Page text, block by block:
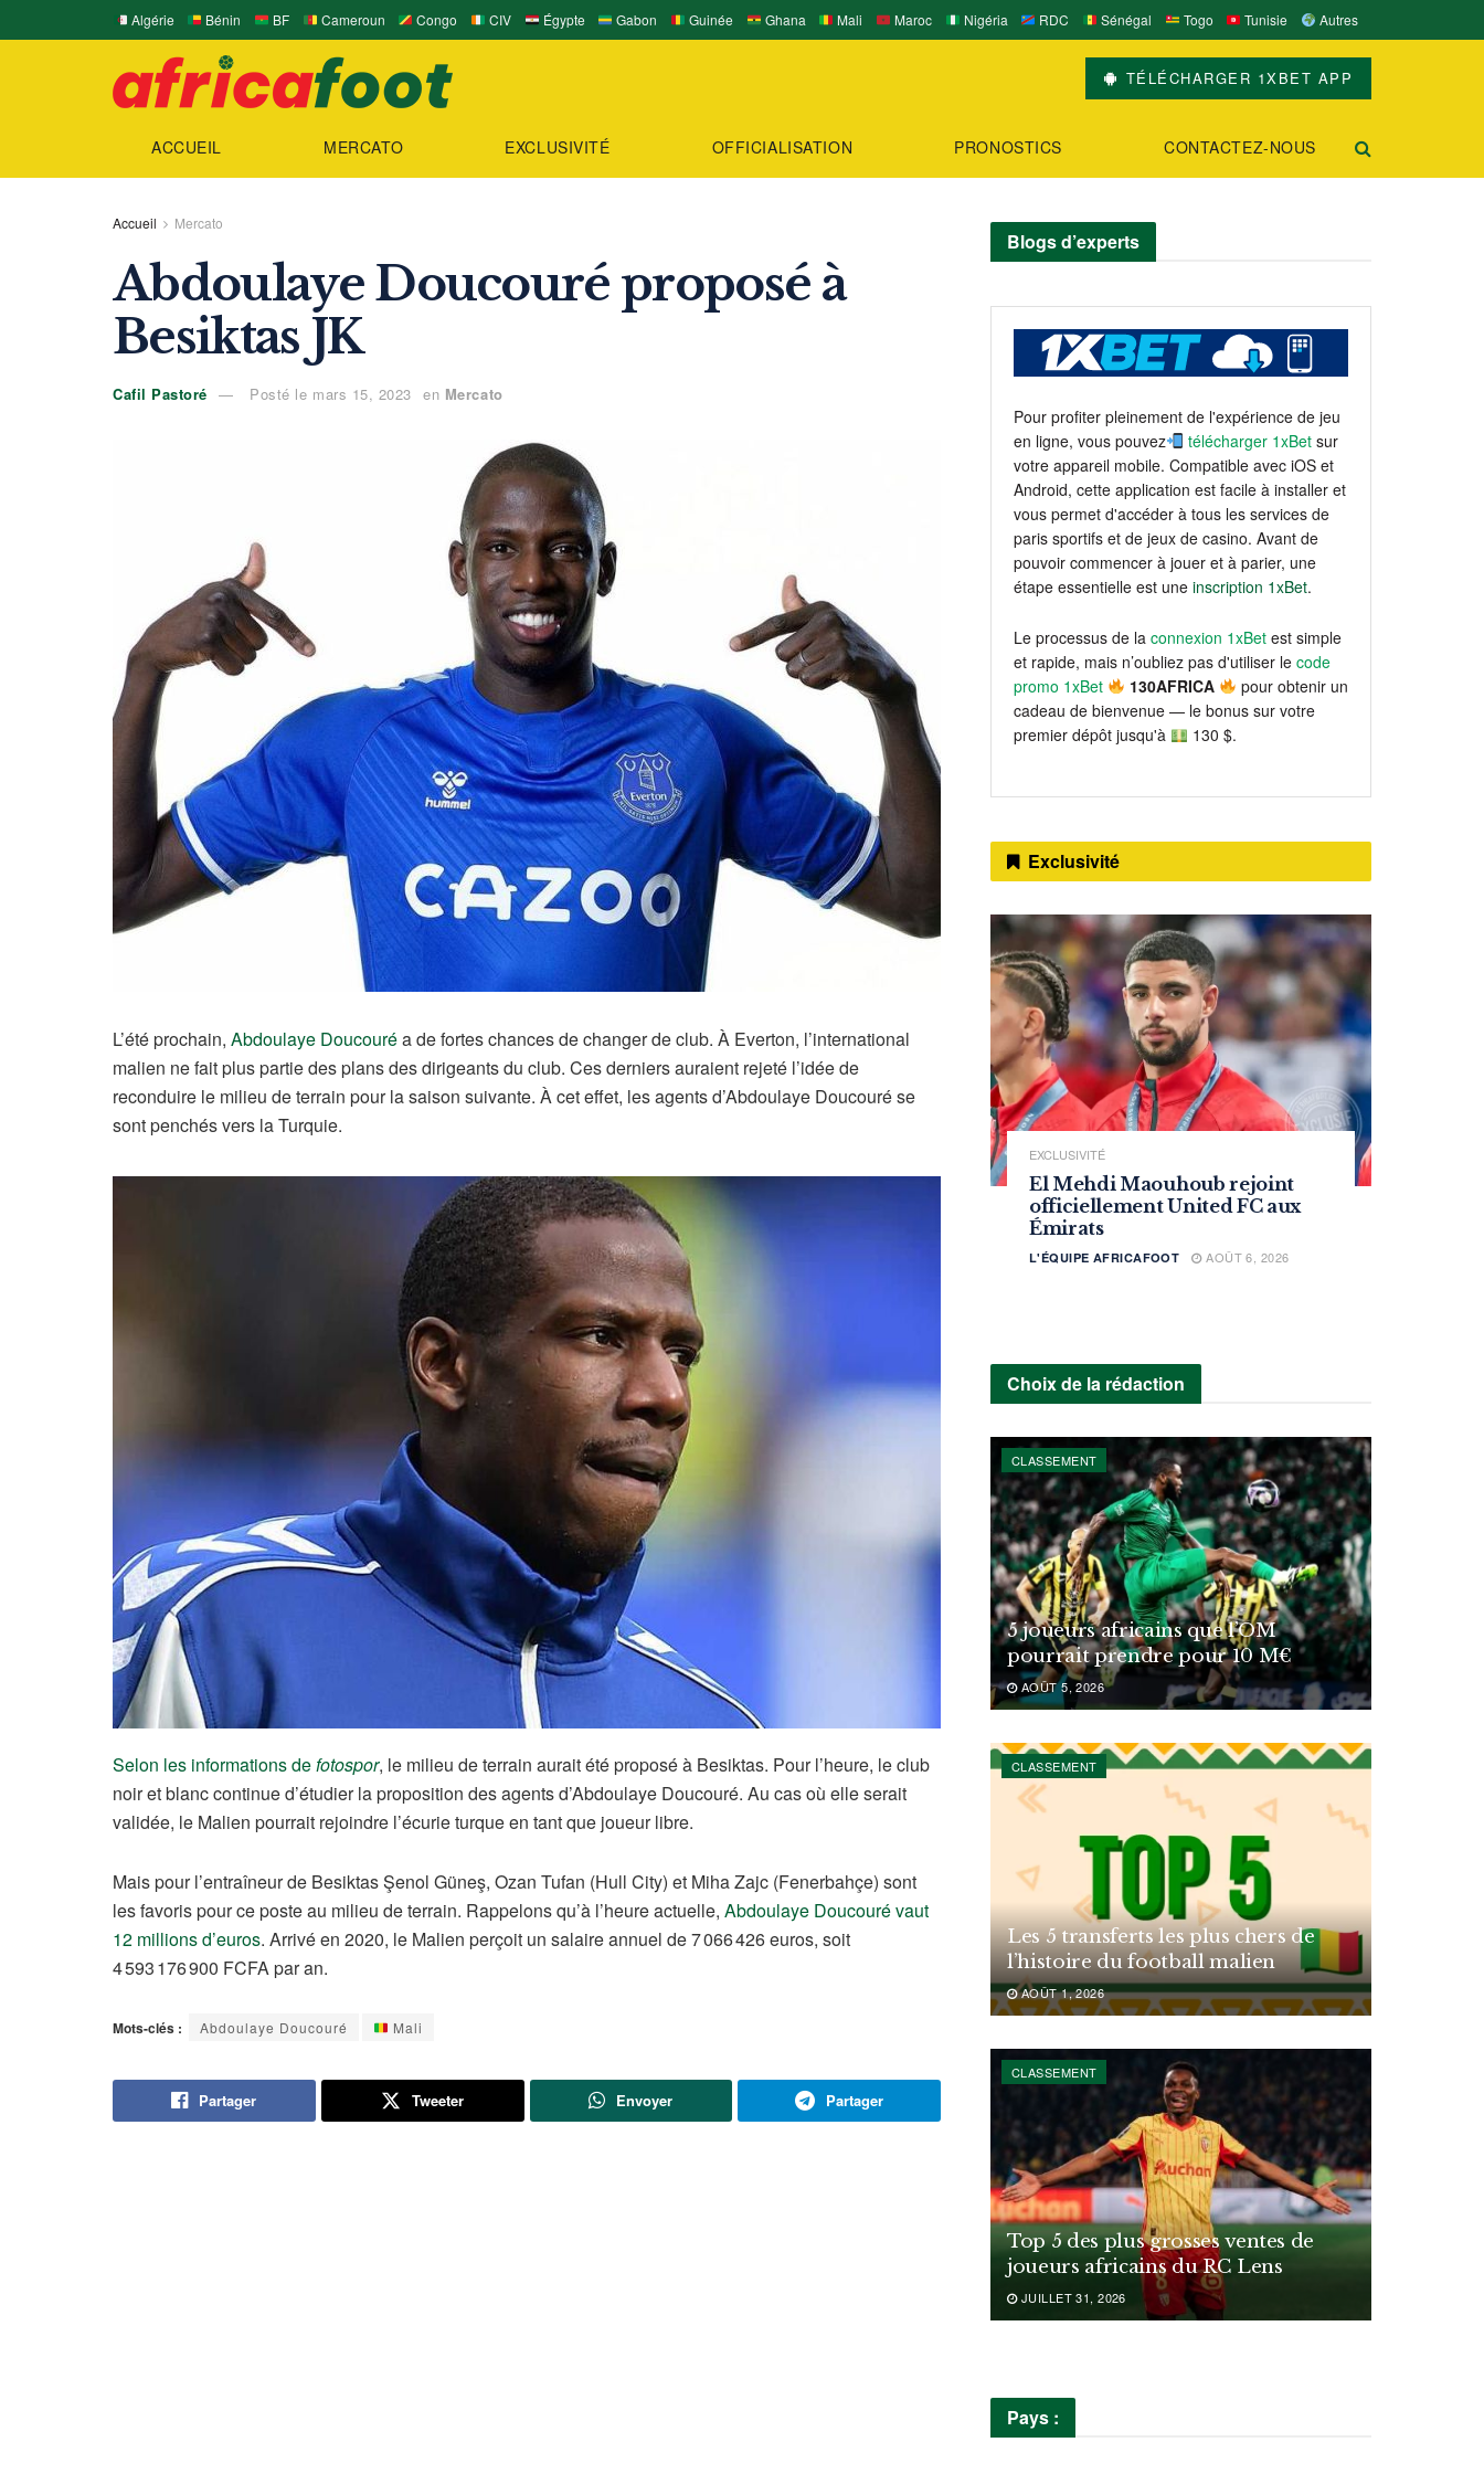
Algérie Bénin BF Cameroun Congo CIV Égypte Gabon Guinée Ghana Mali Maroc Nigéria RDC Sénégal Togo Tunisie Autres
TÉLÉCHARGER 1XBET APP
ACCUEIL MERCATO EXCLUSIVITÉ OFFICIALISATION PRONOSTICS CONTACTEZ-NOUS
Accueil Mercato
Abdoulaye Doucouré proposé à
Besiktas JK
Cafil Pastoré Posté le mars 15, 2023 en Mercato
L’été prochain, Abdoulaye Doucouréa de fortes chances de changer de club. À Everton, l’international
malien ne fait plus partie des plans des dirigeants du club. Ces derniers auraient rejeté l’idée de
reconduire le milieu de terrain pour la saison suivante. À cet effet, les agents d’Abdoulaye Doucouré se
sont penchés vers la Turquie.
Selon les informations defotospor, le milieu de terrain aurait été proposé à Besiktas. Pour l’heure, le club
noir et blanc continue d’étudier la proposition des agents d’Abdoulaye Doucouré. Au cas où elle serait
validée, le Malien pourrait rejoindre l’écurie turque en tant que joueur libre.
Mais pour l’entraîneur de Besiktas Şenol Güneş, Ozan Tufan (Hull City) et Miha Zajc (Fenerbahçe) sont
les favoris pour ce poste au milieu de terrain. Rappelons qu’à l’heure actuelle, Abdoulaye Doucouré vaut
12 millions d’euros. Arrivé en 2020, le Malien perçoit un salaire annuel de 7 066 426 euros, soit
4 593 176 900 FCFA par an.
Mots-clés : Abdoulaye Doucouré Mali
Partager Tweeter Envoyer Partager
Blogs d’experts
Pour profiter pleinement de l'expérience de jeu
en ligne, vous pouvez
télécharger 1xBet sur
votre appareil mobile. Compatible avec iOS et
Android, cette application est facile à installer et
vous permet d'accéder à tous les services de
paris sportifs et de jeux de casino. Avant de
pouvoir commencer à jouer et à parier, une
étape essentielle est une inscription 1xBet.
Le processus de la connexion 1xBet est simple
et rapide, mais n’oubliez pas d'utiliser le code
promo 1xBet
130AFRICA
pour obtenir un
cadeau de bienvenue — le bonus sur votre
premier dépôt jusqu'à
130 $.
Exclusivité
EXCLUSIVITÉ
El Mehdi Maouhoub rejoint
officiellement United FC aux
Émirats
L'ÉQUIPE AFRICAFOOT AOÛT 6, 2026
Choix de la rédaction
CLASSEMENT
5 joueurs africains que l’OM
pourrait prendre pour 10 M€
AOÛT 5, 2026
CLASSEMENT
Les 5 transferts les plus chers de
l’histoire du football malien
AOÛT 1, 2026
CLASSEMENT
Top 5 des plus grosses ventes de
joueurs africains du RC Lens
JUILLET 31, 2026
Pays :